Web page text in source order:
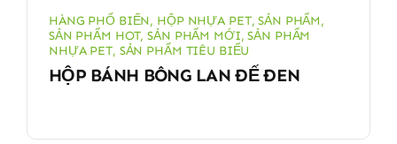
HÀNG PHỔ BIẾN, HỘP NHỰA PET,SẢN PHẨM,
SẢN PHẨM HOT,SẢN PHẨM MỚI,SẢN PHẨM
NHỰA PET, SẢN PHẨM TIÊU BIỂU
HỘP BÁNH BÔNG LAN ĐẾ ĐEN